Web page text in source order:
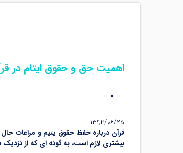
اهمیت حق و حقوق ایتام در
۱۳۹۴/۰۶/۲۵
قرآن درباره حفظ حقوق یتیم و مراعات
بیشتری لازم است، به گونه ای که از